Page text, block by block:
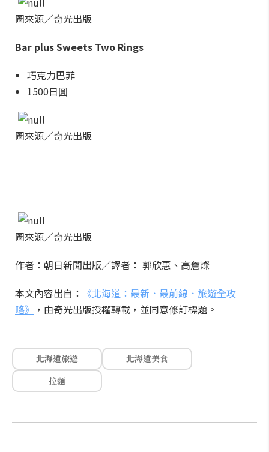
圖來源／奇光出版
Bar plus Sweets Two Rings
巧克力巴菲
1500日圓
圖來源／奇光出版
圖來源／奇光出版
作者：朝日新聞出版／譯者： 郭欣惠、高詹燦
本文內容出自： 《北海道：最新．最前線．旅遊全攻
略》 ，由奇光出版授權轉載，並同意修訂標題。
北海道旅遊
北海道美食
拉麵